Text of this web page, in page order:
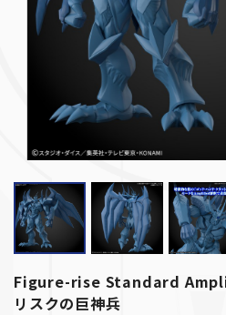
Figure-rise Standard
リスクの巨神兵